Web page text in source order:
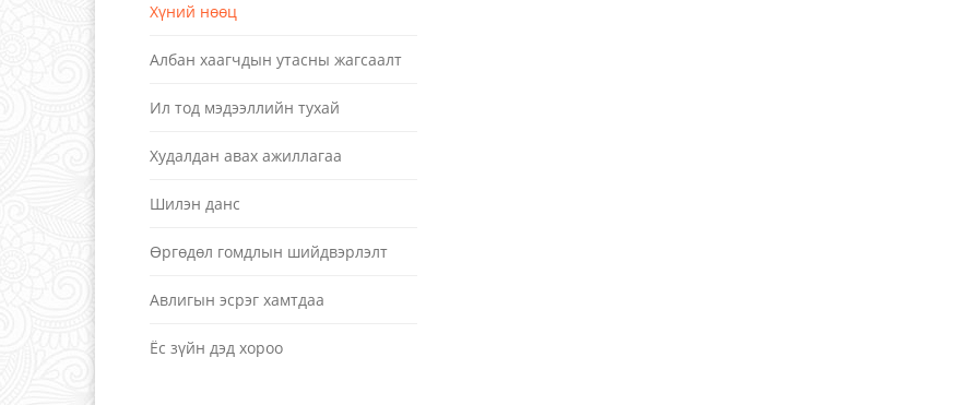
Хүний нөөц
Албан хаагчдын утасны жагсаалт
Ил тод мэдээллийн тухай
Худалдан авах ажиллагаа
Шилэн данс
Өргөдөл гомдлын шийдвэрлэлт
Авлигын эсрэг хамтдаа
Ёс зүйн дэд хороо